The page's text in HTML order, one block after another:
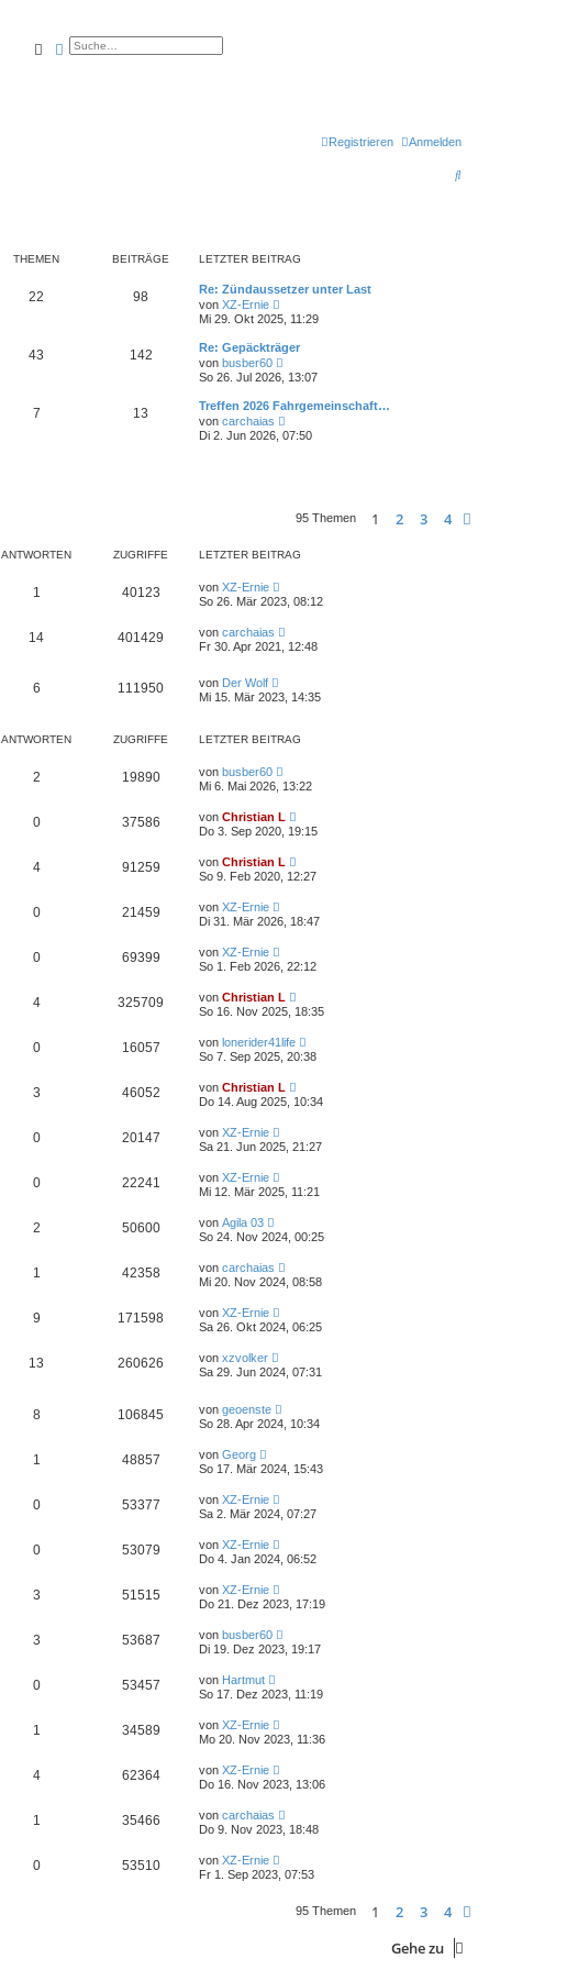
SucheErweiterte Suche
Anmelden
Registrieren
S
THEMEN BEITRÄGE LETZTER BEITRAG
22 98
Re: Zündaussetzer unter Last
von XZ-Ernie
e
u
e
s
t
e
B
e
Mi 29. Okt 2025, 11:29
43 142
Re: Gepäckträger
von busber60
u
e
s
t
e
So 26. Jul 2026, 13:07
7 13
Treffen 2026 Fahrgemeinschaft…
von carchaias
e
u
t
g
Di 2. Jun 2026, 07:50
95 Themen 1 2 3 4
ANTWORTEN ZUGRIFFE LETZTER BEITRAG
1 40123 von XZ-Ernie
So 26. Mär 2023, 08:12
14 401429 von carchaias
Fr 30. Apr 2021, 12:48
6 111950 von Der Wolf
Mi 15. Mär 2023, 14:35
ANTWORTEN ZUGRIFFE LETZTER BEITRAG
2 19890 von busber60
Mi 6. Mai 2026, 13:22
0 37586 von Christian L
Do 3. Sep 2020, 19:15
4 91259 von Christian L
So 9. Feb 2020, 12:27
0 21459 von XZ-Ernie
Di 31. Mär 2026, 18:47
0 69399 von XZ-Ernie
So 1. Feb 2026, 22:12
4 325709 von Christian L
So 16. Nov 2025, 18:35
0 16057 von lonerider41life
So 7. Sep 2025, 20:38
3 46052 von Christian L
Do 14. Aug 2025, 10:34
0 20147 von XZ-Ernie
Sa 21. Jun 2025, 21:27
0 22241 von XZ-Ernie
Mi 12. Mär 2025, 11:21
2 50600 von Agila 03
So 24. Nov 2024, 00:25
1 42358 von carchaias
Mi 20. Nov 2024, 08:58
9 171598 von XZ-Ernie
Sa 26. Okt 2024, 06:25
13 260626 von xzvolker
Sa 29. Jun 2024, 07:31
8 106845 von geoenste
So 28. Apr 2024, 10:34
1 48857 von Georg
So 17. Mär 2024, 15:43
0 53377 von XZ-Ernie
Sa 2. Mär 2024, 07:27
0 53079 von XZ-Ernie
Do 4. Jan 2024, 06:52
3 51515 von XZ-Ernie
Do 21. Dez 2023, 17:19
3 53687 von busber60
Di 19. Dez 2023, 19:17
0 53457 von Hartmut
So 17. Dez 2023, 11:19
1 34589 von XZ-Ernie
Mo 20. Nov 2023, 11:36
4 62364 von XZ-Ernie
Do 16. Nov 2023, 13:06
1 35466 von carchaias
Do 9. Nov 2023, 18:48
0 53510 von XZ-Ernie
Fr 1. Sep 2023, 07:53
95 Themen 1 2 3 4
Gehe zu